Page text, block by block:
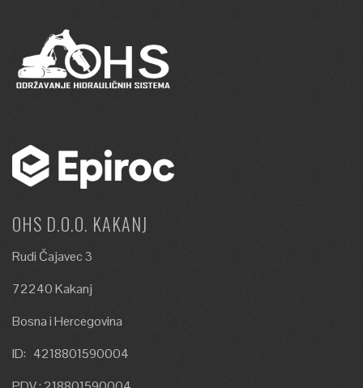
OHS D.O.O. KAKANJ
Rudi Čajavec 3
72240 Kakanj
Bosna i Hercegovina
ID: 4218801590004